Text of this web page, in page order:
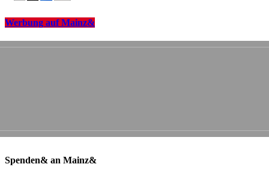
Werbung auf Mainz&
Spenden& an Mainz&